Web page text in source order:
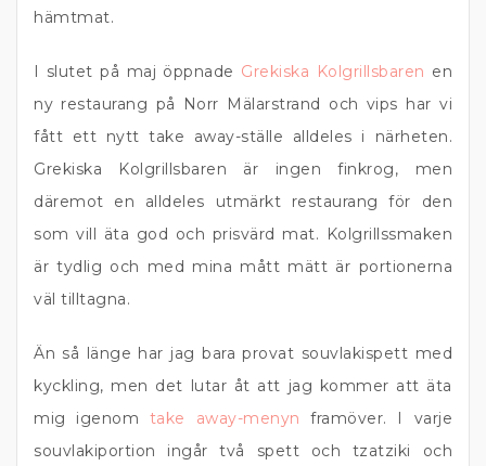
hämtmat.
I slutet på maj öppnade Grekiska Kolgrillsbaren en
ny restaurang på Norr Mälarstrand och vips har vi
fått ett nytt take away-ställe alldeles i närheten.
Grekiska Kolgrillsbaren är ingen finkrog, men
däremot en alldeles utmärkt restaurang för den
som vill äta god och prisvärd mat. Kolgrillssmaken
är tydlig och med mina mått mätt är portionerna
väl tilltagna.
Än så länge har jag bara provat souvlakispett med
kyckling, men det lutar åt att jag kommer att äta
mig igenom take away-menyn framöver. I varje
souvlakiportion ingår två spett och tzatziki och